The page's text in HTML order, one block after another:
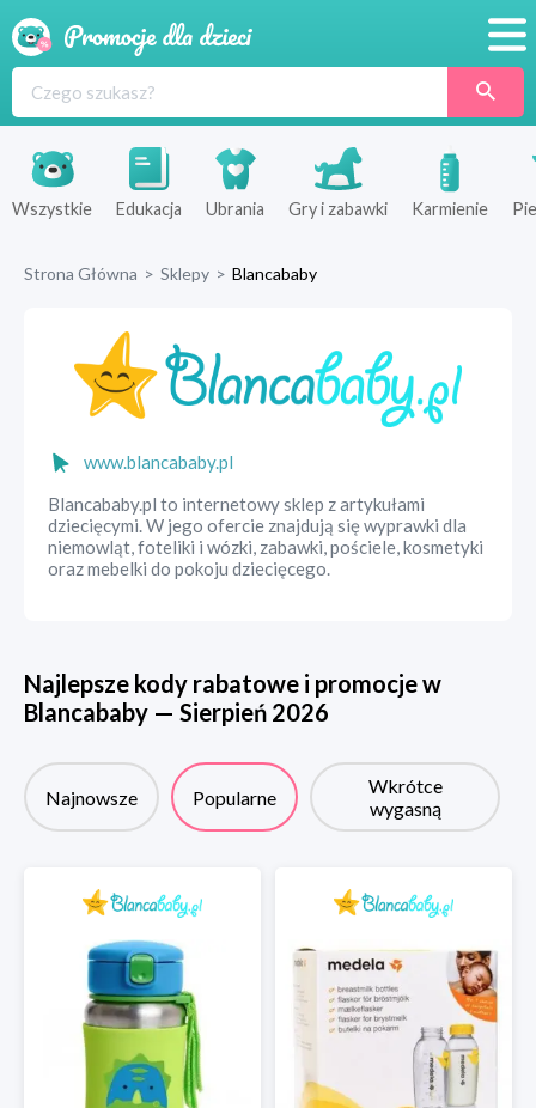
Produkty
Sklepy
Wszystkie Edukacja Ubrania Gry i zabawki Karmienie
Strona Główna > Sklepy > Blancababy
www.blancababy.pl
Blancababy.pl to internetowy sklep z artykułami
dziecięcymi. W jego ofercie znajdują się wyprawki dla
niemowląt, foteliki i wózki, zabawki, pościele, kosmetyki
oraz mebelki do pokoju dziecięcego.
Najlepsze kody rabatowe i promocje w
Blancababy — Sierpień 2026
Najnowsze Popularne
Wkrótce
wygasną